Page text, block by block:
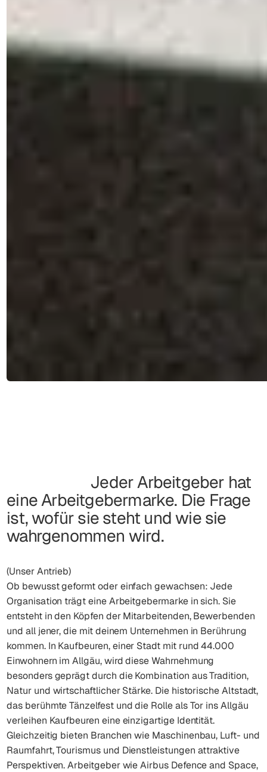
Jeder Arbeitgeber hat
eine Arbeitgebermarke. Die Frage
ist, wofür sie steht und wie sie
wahrgenommen wird.
(Unser Antrieb)
Ob bewusst geformt oder einfach gewachsen: Jede
Organisation trägt eine Arbeitgebermarke in sich. Sie
entsteht in den Köpfen der Mitarbeitenden, Bewerbenden
und all jener, die mit deinem Unternehmen in Berührung
kommen. In Kaufbeuren, einer Stadt mit rund 44.000
Einwohnern im Allgäu, wird diese Wahrnehmung
besonders geprägt durch die Kombination aus Tradition,
Natur und wirtschaftlicher Stärke. Die historische Altstadt,
das berühmte Tänzelfest und die Rolle als Tor ins Allgäu
verleihen Kaufbeuren eine einzigartige Identität.
Gleichzeitig bieten Branchen wie Maschinenbau, Luft- und
Raumfahrt, Tourismus und Dienstleistungen attraktive
Perspektiven. Arbeitgeber wie Airbus Defence and Space,